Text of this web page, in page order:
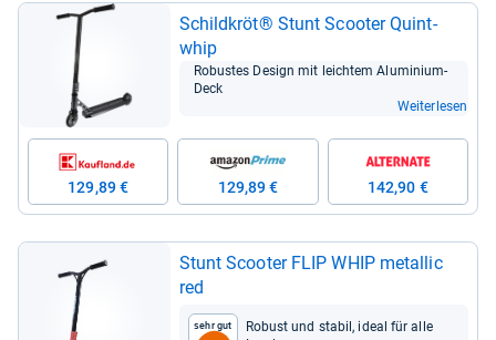
Schild­kröt® Stunt Scoo­ter Quint­
whip
Robus­tes Design mit leich­tem Alu­mi­nium-​
Deck
Weiterlesen
129,89 € 129,89 € 142,90 €
Stunt Scoo­ter FLIP WHIP metal­lic
red
Sehr gut
Robust und sta­bil, ideal für alle